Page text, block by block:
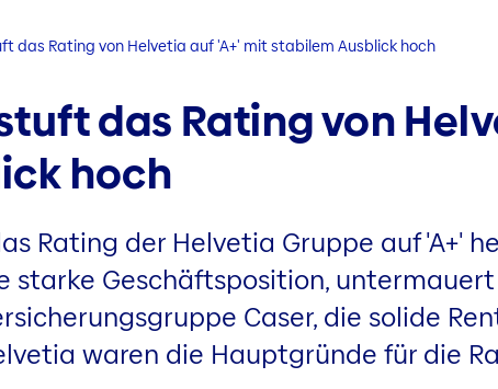
das Rating von Helvetia auf 'A+' mit stabilem Ausblick hoch
das Rating von
hoch
Rating der Helvetia Gruppe auf 'A+'
starke Geschäftsposition,
Caser, die solide
waren die Hauptgründe für die